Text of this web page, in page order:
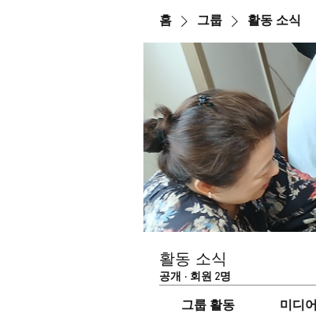
홈 그룹 활동 소식
활동 소식
공개 · 회원 2명
그룹 활동 미디어